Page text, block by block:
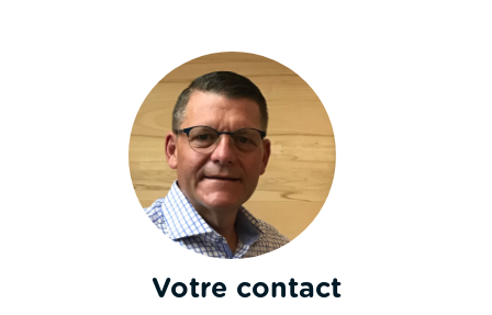
Votre contact